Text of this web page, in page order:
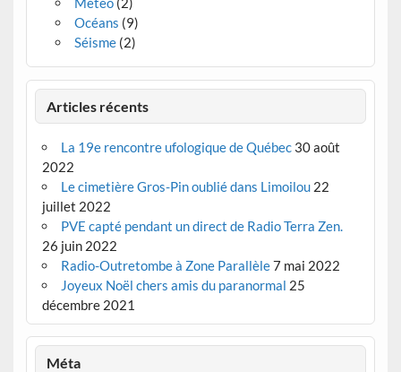
Océans (9)
Séisme(2)
Articles récents
La 19e rencontre ufologique de Québec 30 août
2022
Le cimetière Gros-Pin oublié dans Limoilou 22
juillet 2022
PVE capté pendant un direct de Radio Terra Zen.
26 juin 2022
Radio-Outretombe à Zone Parallèle7 mai 2022
Joyeux Noël chers amis du paranormal 25
décembre 2021
Méta